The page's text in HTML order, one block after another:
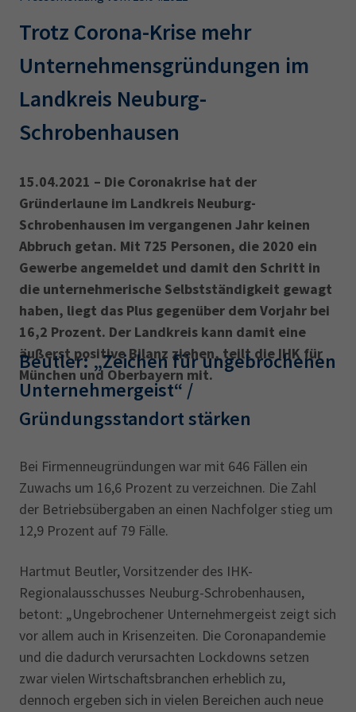
Leichte Sprache
IHK regional
Karriere
IHK Akademie
Magazin Log-in
AdA
34d
Prüfungstermine
Wirtschaftsfachwirt
34f
Negativerklärung
Sachkundeprüfung
Berichtsheft
AEVO
34i
Betriebswirt Prüfbericht
Trotz Corona-Krise mehr
Unternehmensgründungen im
Landkreis Neuburg-
Schrobenhausen
15.04.2021 – Die Coronakrise hat der
Gründerlaune im Landkreis Neuburg-
Schrobenhausen im vergangenen Jahr keinen
Abbruch getan. Mit 725 Personen, die 2020 ein
Gewerbe angemeldet und damit den Schritt in
die unternehmerische Selbstständigkeit gewagt
haben, liegt das Plus gegenüber dem Vorjahr bei
16,2 Prozent. Der Landkreis kann damit eine
äußerst positive Bilanz ziehen, teilt die ‎IHK für
München und Oberbayern mit.
Beutler: „Zeichen für ungebrochenen
Unternehmergeist“ /
Gründungsstandort stärken
Bei Firmenneugründungen war mit 646 Fällen ein
Zuwachs um 16,6 Prozent zu verzeichnen. Die Zahl
der Betriebsübergaben an einen Nachfolger stieg um
12,9 Prozent auf 79 Fälle.
Hartmut Beutler, Vorsitzender des IHK-
Regionalausschusses Neuburg-Schrobenhausen,
betont: „Ungebrochener Unternehmergeist zeigt sich
vor allem auch in Krisenzeiten. Die Coronapandemie
und die dadurch verursachten Lockdowns setzen
zwar vielen Wirtschaftsbranchen erheblich zu,
dennoch ergeben sich in vielen Bereichen auch neue